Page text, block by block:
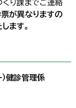
り課までご連絡
が異なりますの
ます。
健診管理係